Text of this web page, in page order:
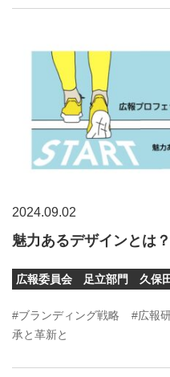
2024.09.02
魅力あるデザインとは？
広報委員会 足立部門 久保
#ブランディング戦略 #広報
承と革新と